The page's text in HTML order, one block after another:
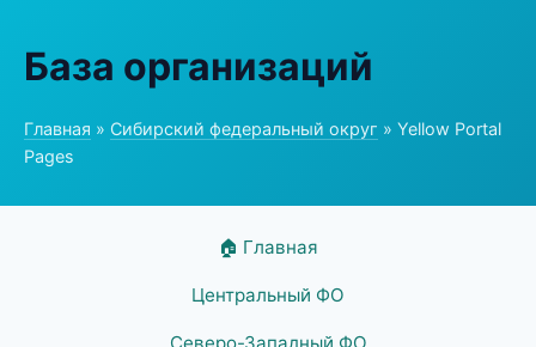
База организаций
Главная » Сибирский федеральный округ » Yellow Portal
Pages
🏠 Главная
Центральный ФО